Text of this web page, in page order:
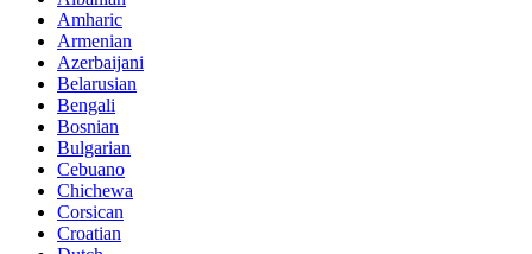
Amharic
Armenian
Azerbaijani
Belarusian
Bengali
Bosnian
Bulgarian
Cebuano
Chichewa
Corsican
Croatian